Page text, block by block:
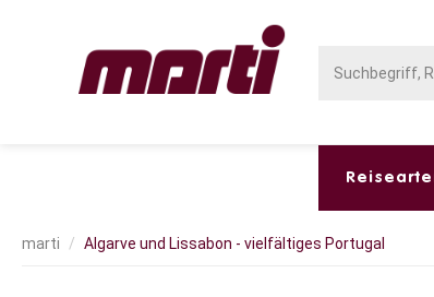
Algarve und Lissabon - vielfältiges Portugal